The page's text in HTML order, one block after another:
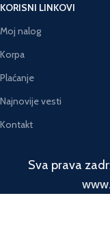
KORISNI LINKOVI
Moj nalog
Korpa
Plaćanje
Najnovije vesti
Kontakt
Sva prava